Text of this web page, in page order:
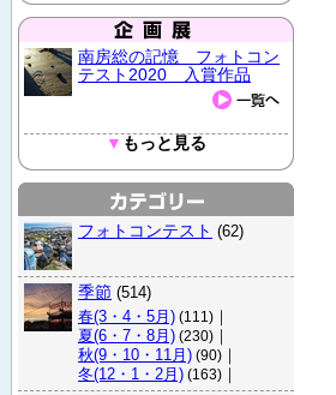
南房総の記憶 フォトコン
テスト2020 入賞作品
▼ もっと見る
フォトコンテスト (62)
季節 (514)
春(3・4・5月) (111) ｜
夏(6・7・8月) (230) ｜
秋(9・10・11月) (90) ｜
冬(12・1・2月) (163) ｜